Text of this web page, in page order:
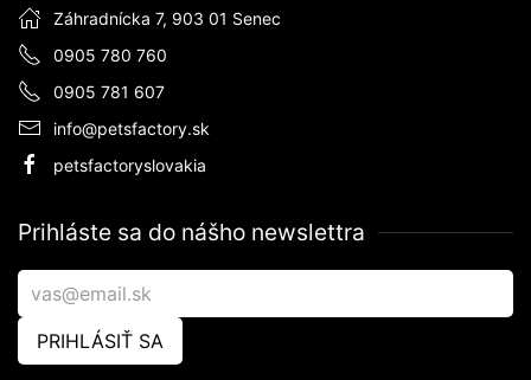
Záhradnícka 7, 903 01 Senec
0905 780 760
0905 781 607
info@petsfactory.sk
petsfactoryslovakia
Prihláste sa do nášho newslettra
PRIHLÁSIŤ SA